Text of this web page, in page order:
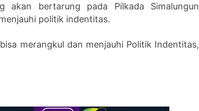
akan bertarung pada Pilkada Simalungun
politik indentitas.
merangkul dan menjauhi Politik Indentitas,